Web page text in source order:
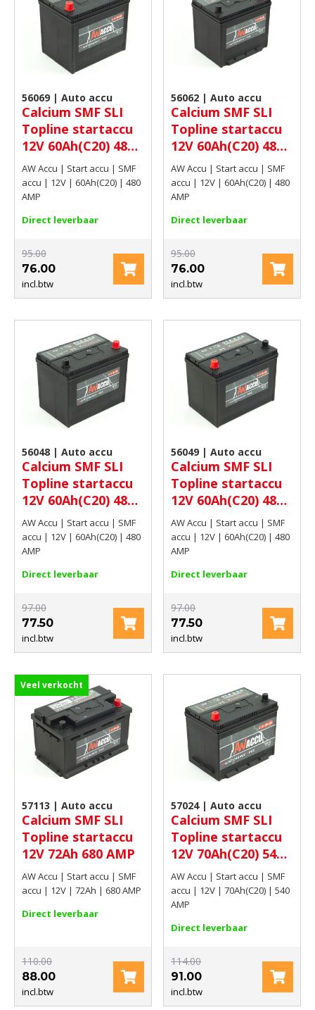
56069 | Auto accu
Calcium SMF SLI
Topline startaccu
12V 60Ah(C20) 480
AMP
AW Accu | Start accu | SMF
accu | 12V | 60Ah(C20) | 480
AMP
Direct leverbaar
95.00
76.00
incl.btw
56062 | Auto accu
Calcium SMF SLI
Topline startaccu
12V 60Ah(C20) 480
AMP
AW Accu | Start accu | SMF
accu | 12V | 60Ah(C20) | 480
AMP
Direct leverbaar
95.00
76.00
incl.btw
56048 | Auto accu
Calcium SMF SLI
Topline startaccu
12V 60Ah(C20) 480
AMP
AW Accu | Start accu | SMF
accu | 12V | 60Ah(C20) | 480
AMP
Direct leverbaar
97.00
77.50
incl.btw
56049 | Auto accu
Calcium SMF SLI
Topline startaccu
12V 60Ah(C20) 480
AMP
AW Accu | Start accu | SMF
accu | 12V | 60Ah(C20) | 480
AMP
Direct leverbaar
97.00
77.50
incl.btw
Veel verkocht
57113 | Auto accu
Calcium SMF SLI
Topline startaccu
12V 72Ah 680 AMP
AW Accu | Start accu | SMF
accu | 12V | 72Ah | 680 AMP
Direct leverbaar
110.00
88.00
incl.btw
57024 | Auto accu
Calcium SMF SLI
Topline startaccu
12V 70Ah(C20) 540
AMP
AW Accu | Start accu | SMF
accu | 12V | 70Ah(C20) | 540
AMP
Direct leverbaar
114.00
91.00
incl.btw